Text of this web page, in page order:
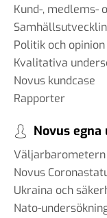
Kund-, medlems-
Politik och opinion
Kvalitativa
Novus kundcase
Rapporter
Novus
Väljarbarometern
Novus
Ukraina och
Nato-